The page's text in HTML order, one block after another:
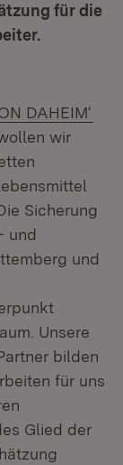
für die
DAHEIM‘
wir
Sicherung
und
und
Unsere
bilden
für uns
Glied der